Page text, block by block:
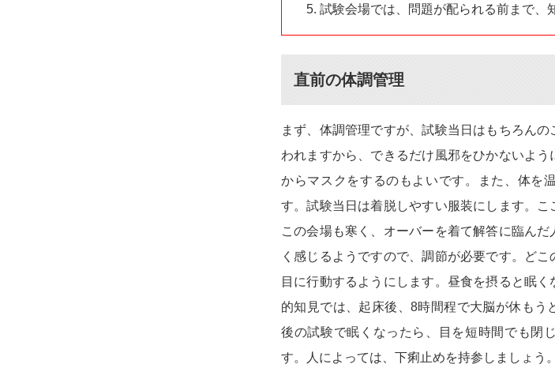
試験会場では、問題が配られる前まで、
直前の体調管理
まず、体調管理ですが、試験当日はもちろん
われますから、できるだけ風邪をひかないよ
からマスクをするのもよいです。また、体を
す。試験当日は着脱しやすい服装にします。
この会場も寒く、オーバーを着て解答に臨ん
く感じるようですので、調節が必要です。ど
目に行動するようにします。昼食を摂ると眠
的知見では、起床後、8時間程で大脳が休も
後の試験で眠くなったら、目を短時間でも閉
す。人によっては、下痢止めを持参しましょう。